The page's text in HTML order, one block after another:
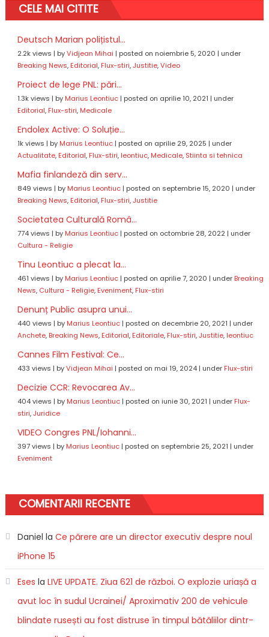
CELE MAI CITITE
Deutsch Marian polițistul...
2.2k views | byVidjean Mihai | posted on noiembrie 5, 2020 | under
Breaking News, Editorial, Flux-stiri,Justitie,Video
Proiect de lege PNL: pări...
1.3k views | by Marius Leontiuc| posted on aprilie 10, 2021 | under
Editorial, Flux-stiri, Medicale
Endolex Active: O Soluție...
1k views | by Marius Leontiuc| posted on aprilie 29, 2025 | under
Actualitate, Editorial, Flux-stiri, leontiuc, Medicale, Stiinta si tehnica
Mafia finlandeză din serv...
849 views | by Marius Leontiuc| posted on septembrie 15, 2020 | under
Breaking News, Editorial, Flux-stiri,Justitie
Societatea Culturală Româ...
774 views | by Marius Leontiuc| posted on octombrie 28, 2022| under
Cultura - Religie
Tinu Leontiuc a plecat la...
461 views | by Marius Leontiuc| posted on aprilie 7, 2020 | under Breaking
News, Cultura - Religie, Eveniment, Flux-stiri
Denunț Public asupra unui...
440 views | by Marius Leontiuc| posted on decembrie 20, 2021 | under
Anchete, Breaking News, Editorial, Editoriale, Flux-stiri,Justitie, leontiuc
Cannes Film Festival: Ce...
433 views | byVidjean Mihai | posted on mai 19, 2024| under Flux-stiri
Decizie CCR: Revocarea Av...
404 views | by Marius Leontiuc| posted on iunie 30, 2021 | under Flux-
stiri,Juridice
VIDEO Congres PNL/Iohanni...
397 views | by Marius Leontiuc| posted on septembrie 25, 2021 | under
Eveniment
COMENTARII RECENTE
Daniel la Ce părere are un director executiv despre noul
iPhone 15
Eses la LIVE UPDATE. Ziua 621 de război. O explozie uriașă a
avut loc în sudul Ucrainei/ Aproximativ 200 de vehicule
blindate rusești au fost distruse în timpul bătăliilor dintr-